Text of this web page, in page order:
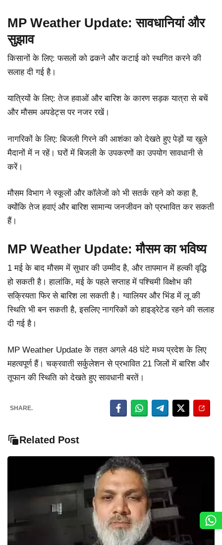
MP Weather Update: सावधानियां और
सुझाव
किसानों के लिए: फसलों को ढकने और कटाई को स्थगित करने की
सलाह दी गई है।
यात्रियों के लिए: तेज हवाओं और बारिश के कारण सड़क यात्रा से बचें
और मौसम अपडेट्स पर नजर रखें।
नागरिकों के लिए: बिजली गिरने की आशंका को देखते हुए पेड़ों या खुले
मैदानों में न रहें। घरों में बिजली के उपकरणों का उपयोग सावधानी से
करें।
मौसम विभाग ने स्कूलों और कॉलेजों को भी सतर्क रहने को कहा है,
क्योंकि तेज हवाएं और बारिश सामान्य जनजीवन को प्रभावित कर सकती
हैं।
MP Weather Update: मौसम का भविष्य
1 मई के बाद मौसम में सुधार की उम्मीद है, और तापमान में हल्की वृद्धि
हो सकती है। हालांकि, मई के पहले सप्ताह में पश्चिमी विक्षोभ की
सक्रियता फिर से बारिश ला सकती है। ग्वालियर और भिंड में लू की
स्थिति भी बन सकती है, इसलिए नागरिकों को हाइड्रेटेड रहने की सलाह
दी गई है।
MP Weather Update के तहत अगले 48 घंटे मध्य प्रदेश के लिए
महत्वपूर्ण हैं। चक्रवाती सर्कुलेशन से प्रभावित 21 जिलों में बारिश और
तूफान की स्थिति को देखते हुए सावधानी बरतें।
SHARE.
Related Post